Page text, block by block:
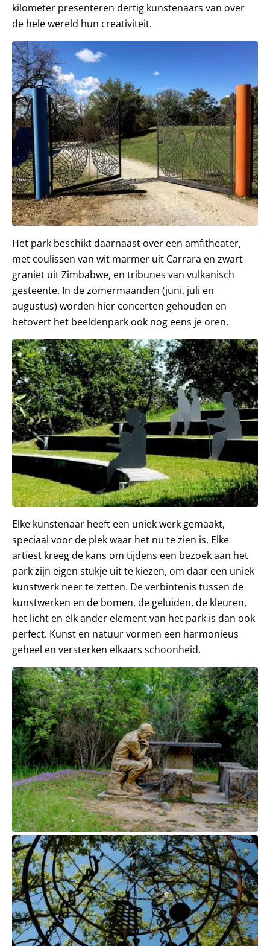
kilometer presenteren dertig kunstenaars van over
de hele wereld hun creativiteit.
Het park beschikt daarnaast over een amfitheater,
met coulissen van wit marmer uit Carrara en zwart
graniet uit Zimbabwe, en tribunes van vulkanisch
gesteente. In de zomermaanden (juni, juli en
augustus) worden hier concerten gehouden en
betovert het beeldenpark ook nog eens je oren.
Elke kunstenaar heeft een uniek werk gemaakt,
speciaal voor de plek waar het nu te zien is. Elke
artiest kreeg de kans om tijdens een bezoek aan het
park zijn eigen stukje uit te kiezen, om daar een uniek
kunstwerk neer te zetten. De verbintenis tussen de
kunstwerken en de bomen, de geluiden, de kleuren,
het licht en elk ander element van het park is dan ook
perfect. Kunst en natuur vormen een harmonieus
geheel en versterken elkaars schoonheid.